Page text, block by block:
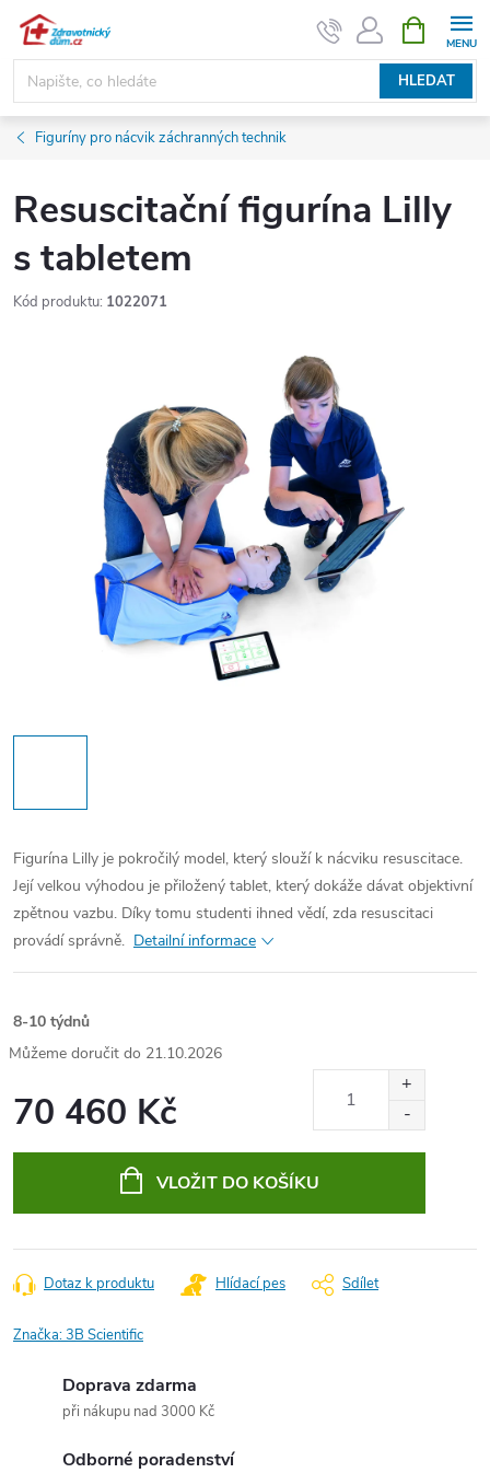
Přejít
obsah
HLEDAT
NÁKUPNÍ
KOŠÍK
Figuríny pro nácvik záchranných technik
Resuscitační figurína Lilly
s tabletem
Kód produktu: 1022071
Figurína Lilly je pokročilý model, který slouží k nácviku resuscitace.
Její velkou výhodou je přiložený tablet, který dokáže dávat objektivní
zpětnou vazbu. Díky tomu studenti ihned vědí, zda resuscitaci
provádí správně. Detailní informace
8-10 týdnů
21.10.2026
70 460 Kč
VLOŽIT DO KOŠÍKU
Dotaz k produktu Hlídací pes Sdílet
Značka:3B Scientific
Doprava zdarma
při nákupu nad 3000 Kč
Odborné poradenství